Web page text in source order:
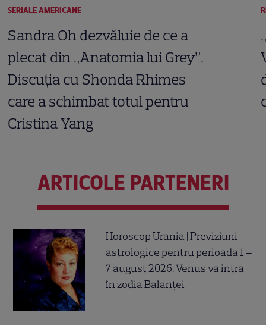
SERIALE AMERICANE
Sandra Oh dezvăluie de ce a
plecat din „Anatomia lui Grey”.
Discuția cu Shonda Rhimes
care a schimbat totul pentru
Cristina Yang
ARTICOLE PARTENERI
Horoscop Urania | Previziuni
astrologice pentru perioada 1 –
7 august 2026. Venus va intra
în zodia Balanței